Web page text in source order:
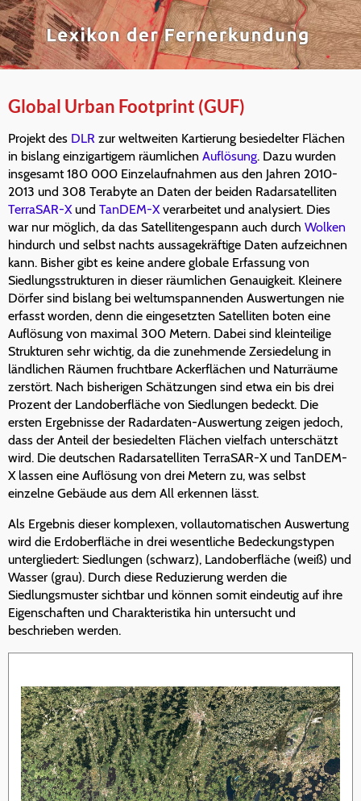
Global Urban Footprint (GUF)
Projekt des DLR zur weltweiten Kartierung besiedelter Flächen
in bislang einzigartigem räumlichen Auflösung. Dazu wurden
insgesamt 180 000 Einzelaufnahmen aus den Jahren 2010-
2013 und 308 Terabyte an Daten der beiden Radarsatelliten
TerraSAR-Xund TanDEM-Xverarbeitet und analysiert. Dies
war nur möglich, da das Satellitengespann auch durch Wolken
hindurch und selbst nachts aussagekräftige Daten aufzeichnen
kann. Bisher gibt es keine andere globale Erfassung von
Siedlungsstrukturen in dieser räumlichen Genauigkeit. Kleinere
Dörfer sind bislang bei weltumspannenden Auswertungen nie
erfasst worden, denn die eingesetzten Satelliten boten eine
Auflösung von maximal 300 Metern. Dabei sind kleinteilige
Strukturen sehr wichtig, da die zunehmende Zersiedelung in
ländlichen Räumen fruchtbare Ackerflächen und Naturräume
zerstört. Nach bisherigen Schätzungen sind etwa ein bis drei
Prozent der Landoberfläche von Siedlungen bedeckt. Die
ersten Ergebnisse der Radardaten-Auswertung zeigen jedoch,
dass der Anteil der besiedelten Flächen vielfach unterschätzt
wird. Die deutschen Radarsatelliten TerraSAR-X und TanDEM-
X lassen eine Auflösung von drei Metern zu, was selbst
einzelne Gebäude aus dem All erkennen lässt.
Als Ergebnis dieser komplexen, vollautomatischen Auswertung
wird die Erdoberfläche in drei wesentliche Bedeckungstypen
untergliedert: Siedlungen (schwarz), Landoberfläche (weiß) und
Wasser (grau). Durch diese Reduzierung werden die
Siedlungsmuster sichtbar und können somit eindeutig auf ihre
Eigenschaften und Charakteristika hin untersucht und
beschrieben werden.